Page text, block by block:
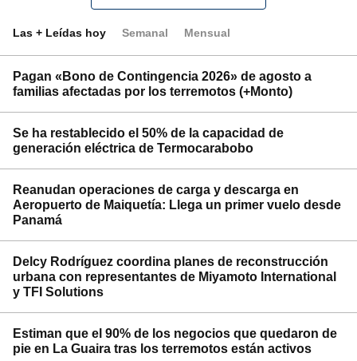
Las + Leídas hoy Semanal Mensual
Pagan «Bono de Contingencia 2026» de agosto a
familias afectadas por los terremotos (+Monto)
Se ha restablecido el 50% de la capacidad de
generación eléctrica de Termocarabobo
Reanudan operaciones de carga y descarga en
Aeropuerto de Maiquetía: Llega un primer vuelo desde
Panamá
Delcy Rodríguez coordina planes de reconstrucción
urbana con representantes de Miyamoto International
y TFI Solutions
Estiman que el 90% de los negocios que quedaron de
pie en La Guaira tras los terremotos están activos